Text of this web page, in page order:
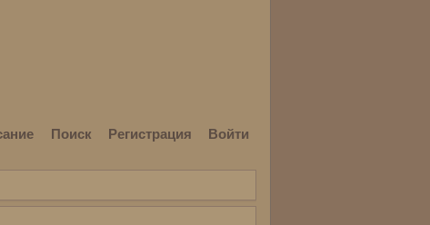
Поиск Регистрация Войти